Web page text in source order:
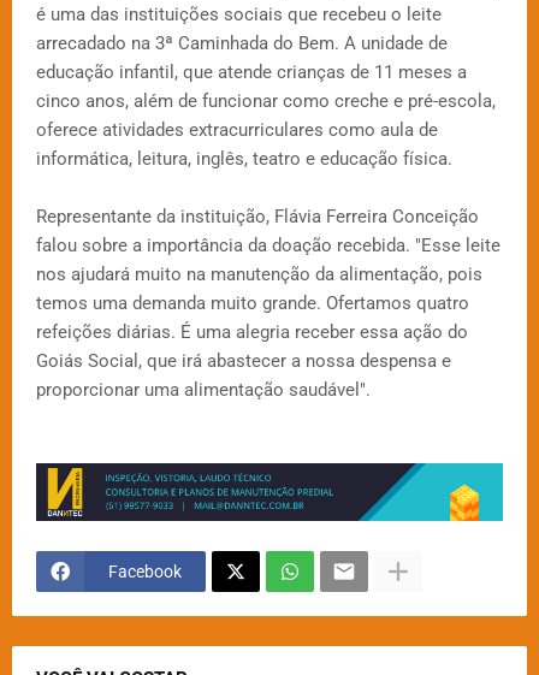
é uma das instituições sociais que recebeu o leite
arrecadado na 3ª Caminhada do Bem. A unidade de
educação infantil, que atende crianças de 11 meses a
cinco anos, além de funcionar como creche e pré-escola,
oferece atividades extracurriculares como aula de
informática, leitura, inglês, teatro e educação física.
Representante da instituição, Flávia Ferreira Conceição
falou sobre a importância da doação recebida. "Esse leite
nos ajudará muito na manutenção da alimentação, pois
temos uma demanda muito grande. Ofertamos quatro
refeições diárias. É uma alegria receber essa ação do
Goiás Social, que irá abastecer a nossa despensa e
proporcionar uma alimentação saudável".
Facebook